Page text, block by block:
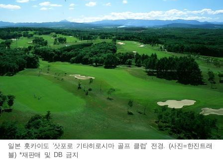
일본 홋카이도 ‘삿포로 기타히로시마 골프 클럽’ 전경. (사진=한진트래
블) *재판매 및 DB 금지